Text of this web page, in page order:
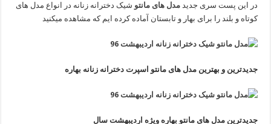
در این پست سری جدیدمدل های مانتو شیک دخترانه زنانه در انواع مدل های
کوتاه و بلند را برای بهار و تابستان آماده کرده ایم که مشاهده میکنید
جدیدترین و بهترین مدل های مانتو اسپرت دخترانه زنانه بهاره
جدیدترین مدل های مانتو بهاره ویژه اردیبهشت سال